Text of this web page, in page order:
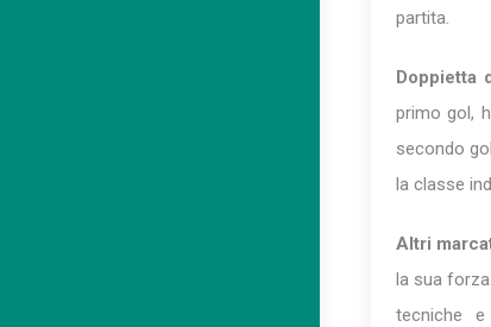
partita.
Doppietta
primo gol,
secondo
la classe
Altri
la sua
tecniche